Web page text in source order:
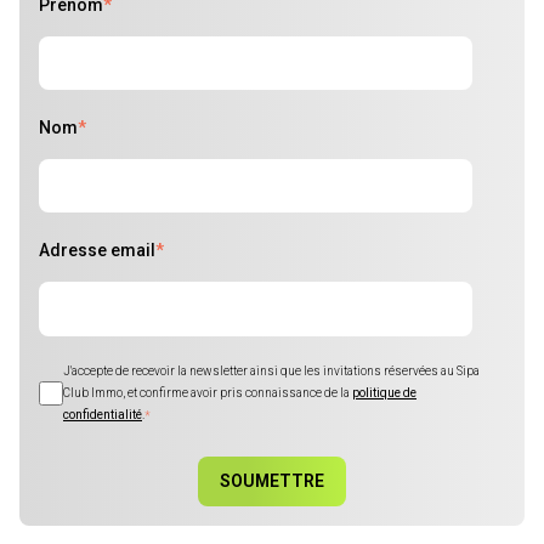
Prénom*
Nom*
Adresse email *
J'accepte de recevoir la newsletter ainsi que les invitations réservées au Sipa
Club Immo, et confirme avoir pris connaissance de la politique de
confidentialité*